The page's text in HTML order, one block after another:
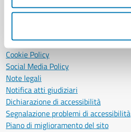
Segnalazione disservizio
Informativa privacy
Cookie Policy
Social Media Policy
Note legali
Notifica atti giudiziari
Dichiarazione di accessibilità
Segnalazione problemi di accessibilità
Piano di miglioramento del sito